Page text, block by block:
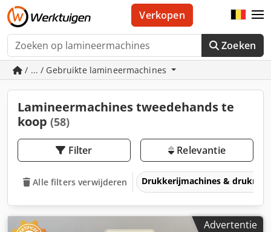
Zoeken
Verkopen
/ ... / Gebruikte lamineermachines
Lamineermachines tweedehands te
koop (58)
Filter Relevantie
Alle filters verwijderen Drukkerijmachines &
Advertentie